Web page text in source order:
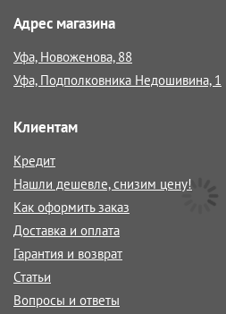
Адрес магазина
Уфа, Новоженова, 88
Уфа, Подполковника Недошивина, 1
Клиентам
Кредит
Нашли дешевле, снизим цену!
Как оформить заказ
Доставка и оплата
Гарантия и возврат
Статьи
Вопросы и ответы